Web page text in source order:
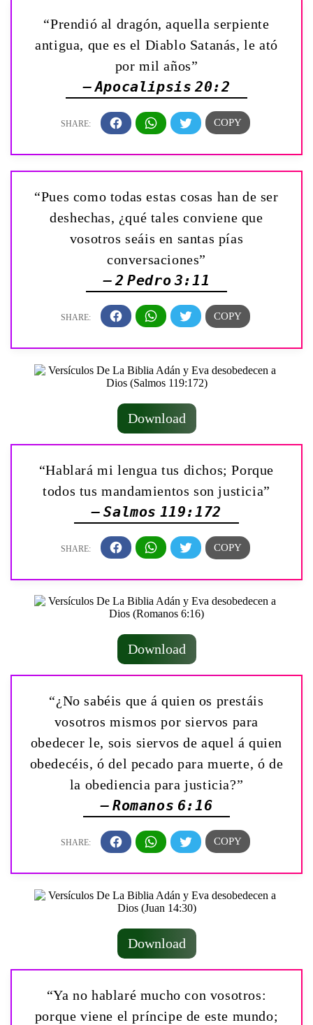
“Prendió al dragón, aquella serpiente
antigua, que es el Diablo Satanás, le ató
por mil años”
— Apocalipsis 20:2
“Pues como todas estas cosas han de ser
deshechas, ¿qué tales conviene que
vosotros seáis en santas pías
conversaciones”
— 2 Pedro 3:11
Download
“Hablará mi lengua tus dichos; Porque
todos tus mandamientos son justicia”
— Salmos 119:172
Download
“¿No sabéis que á quien os prestáis
vosotros mismos por siervos para
obedecer le, sois siervos de aquel á quien
obedecéis, ó del pecado para muerte, ó de
la obediencia para justicia?”
— Romanos 6:16
Download
“Ya no hablaré mucho con vosotros:
porque viene el príncipe de este mundo;